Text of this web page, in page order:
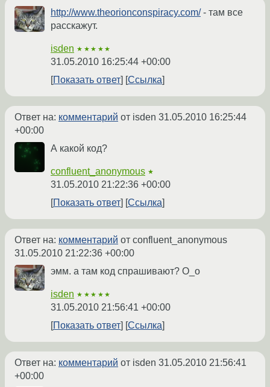
http://www.theorionconspiracy.com/- там все
расскажут.
isden ★★★★★
31.05.2010 16:25:44 +00:00
Показать ответ
Ссылка
Ответ на: комментарий от isden 31.05.2010 16:25:44
+00:00
А какой код?
confluent_anonymous ★
31.05.2010 21:22:36 +00:00
Показать ответ
Ссылка
Ответ на: комментарий от confluent_anonymous
31.05.2010 21:22:36 +00:00
эмм. а там код спрашивают? О_о
isden ★★★★★
31.05.2010 21:56:41 +00:00
Показать ответ
Ссылка
Ответ на: комментарий от isden 31.05.2010 21:56:41
+00:00